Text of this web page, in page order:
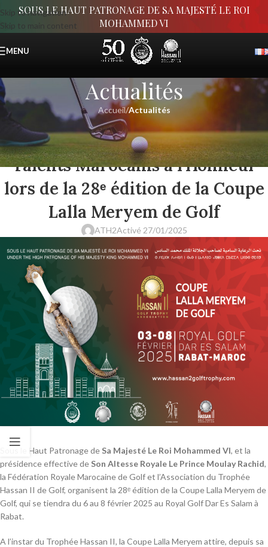
Skip to navigation
Skip to main content
SOUS LE HAUT PATRONAGE DE SA MAJESTÉ LE ROI
MOHAMMED VI
MENU
Actualités
Accueil/Actualités
ACTUALITÉS
Les N°1 Européennes et les
Talents Marocains à l’Honneur
lors de la 28ᵉ édition de la Coupe
Lalla Meryem de Golf
ATH2Activé 27/01/2025
Sous le Haut Patronage de Sa Majesté Le Roi Mohammed VI, et la
présidence effective de Son Altesse Royale Le Prince Moulay Rachid,
la Fédération Royale Marocaine de Golf et l’Association du Trophée
Hassan II de Golf, organisent la 28ᵉ édition de la Coupe Lalla Meryem de
Golf, qui se tiendra du 6 au 8 février 2025 au Royal Golf Dar Es Salam à
Rabat.
A l’instar du Trophée Hassan II, la Coupe Lalla Meryem attire, depuis sa